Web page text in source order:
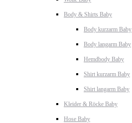
Body & Shirts Baby
Body kurzarm Baby
Body langarm Baby
Hemdbody Baby
Shirt kurzarm Baby
Shirt langarm Baby
Kleider & Röcke Baby
Hose Baby